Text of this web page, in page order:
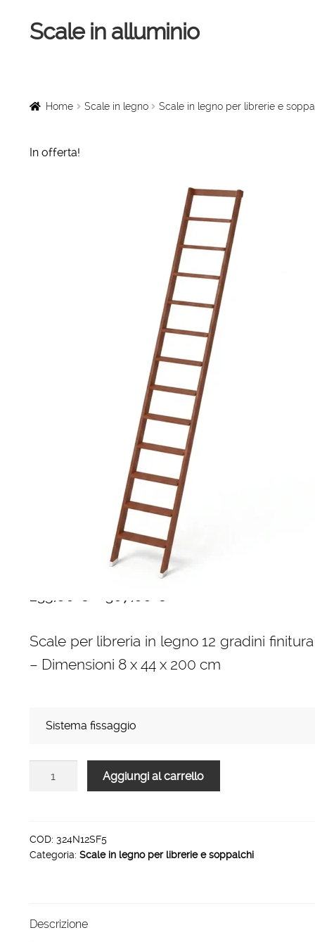
Vai
alla
Vai
al
Scale in alluminio
Scale a chiocciola
Parapetti Ringhiere Balaustre in acciaio e alluminio
Cerniere freni per porte
Articoli per la casa
Home Scale in legno Scale in legno per librerie e
In offerta!
Scale per libreria in legno 12
235,00 € 307,00 €
Scale per libreria in legno 12 gradini
– Dimensioni 8 x 44 x 200 cm
Sistema fissaggio
legno
12
tinto
Aggiungi al carrello
COD: 324N12SF5
Categoria: Scale in legno per librerie e soppalchi
Descrizione